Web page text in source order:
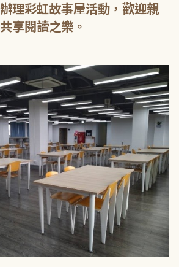
理彩虹故事屋活動，歡迎親
享閱讀之樂。